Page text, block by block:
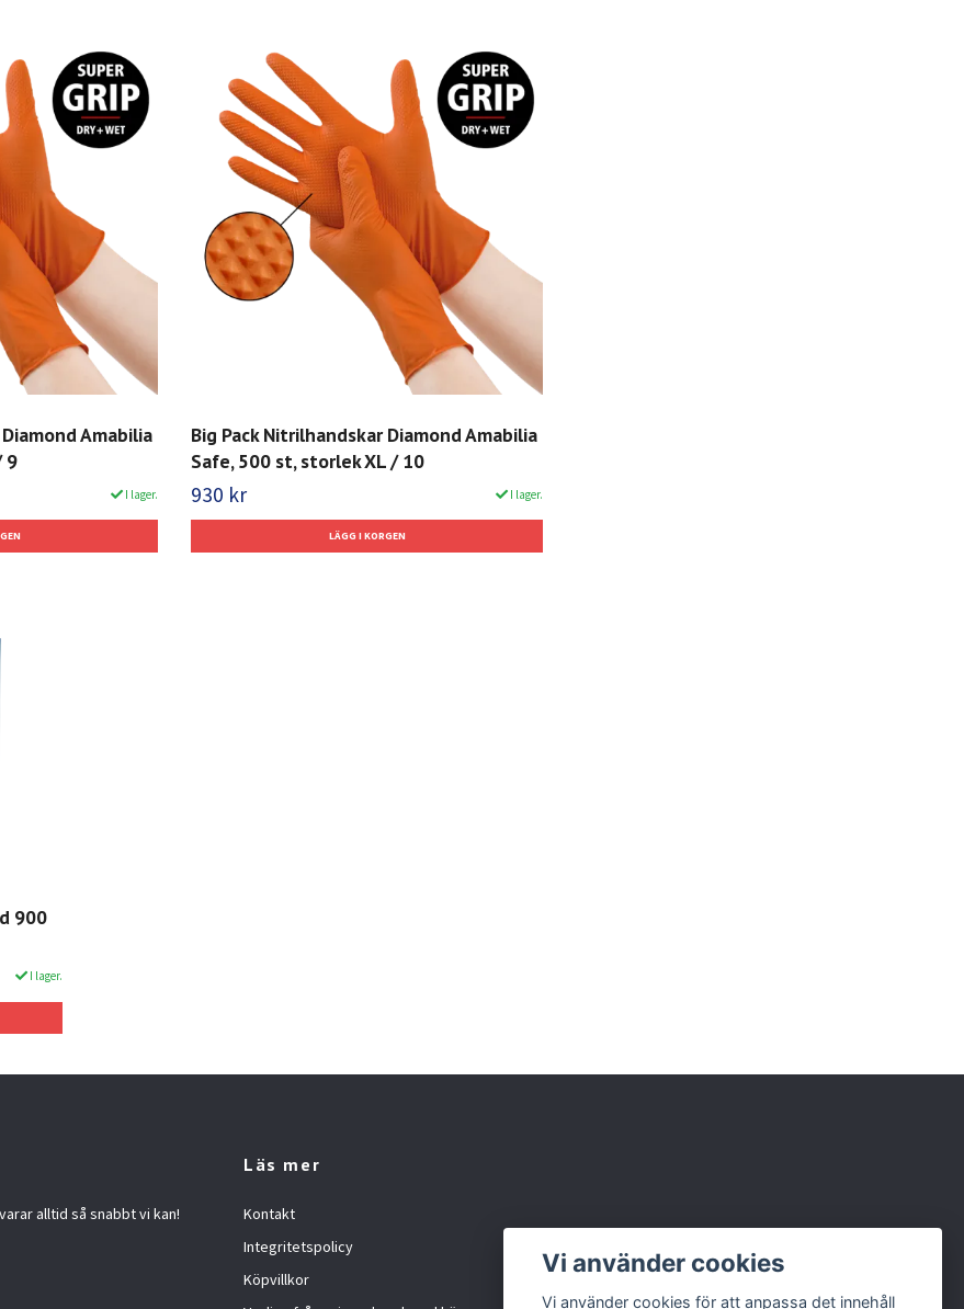
Amabilia
9
I lager.
Big Pack Nitrilhandskar Diamond Amabilia
Safe, 500 st, storlek XL / 10
930 kr I lager.
900
I lager.
alltid så snabbt vi kan!
Läs mer
Kontakt
Integritetspolicy
Köpvillkor
Vi använder cookies
Vi använder cookies för att anpassa det innehåll